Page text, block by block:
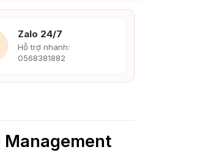
Zalo 24/7
Hỗ trợ nhanh:
0568381882
Management